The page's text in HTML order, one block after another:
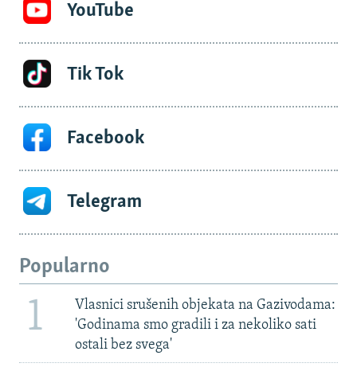
YouTube
Tik Tok
Facebook
Telegram
Popularno
1
Vlasnici srušenih objekata na Gazivodama:
'Godinama smo gradili i za nekoliko sati
ostali bez svega'